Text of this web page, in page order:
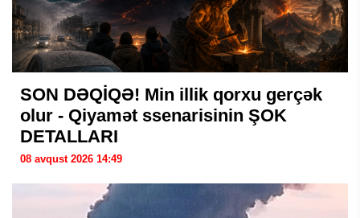
SON DƏQİQƏ! Min illik qorxu gerçək
olur - Qiyamət ssenarisinin ŞOK
DETALLARI
08 avqust 2026 14:49